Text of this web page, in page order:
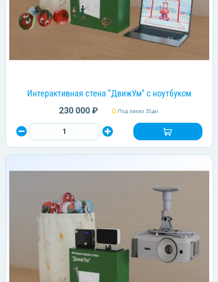
Интерактивная стена "ДвижУм" с ноутбуком
230 000 ₽ Под заказ 35дн.